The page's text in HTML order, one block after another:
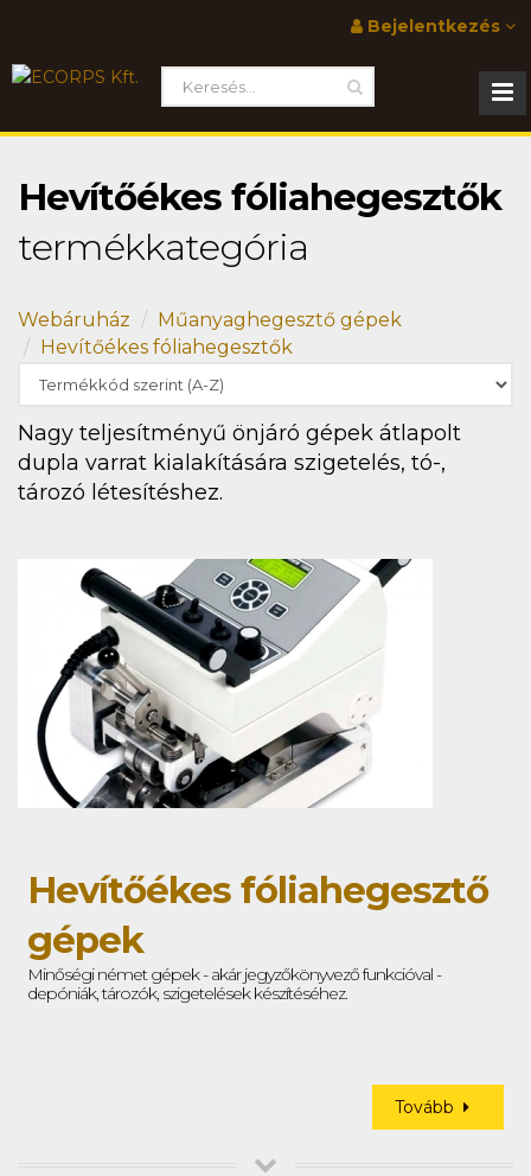
Bejelentkezés
Hevítőékes fóliahegesztők
termékkategória
Webáruház
Műanyaghegesztő gépek
Hevítőékes fóliahegesztők
Nagy teljesítményű önjáró gépek átlapolt
dupla varrat kialakítására szigetelés, tó-,
tározó létesítéshez.
Hevítőékes fóliahegesztő
gépek
Minőségi német gépek - akár jegyzőkönyvező funkcióval -
depóniák, tározók, szigetelések készítéséhez.
Tovább